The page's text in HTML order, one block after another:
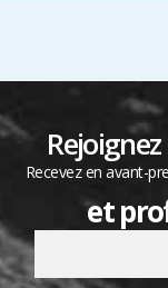
Recevez en avant-
et